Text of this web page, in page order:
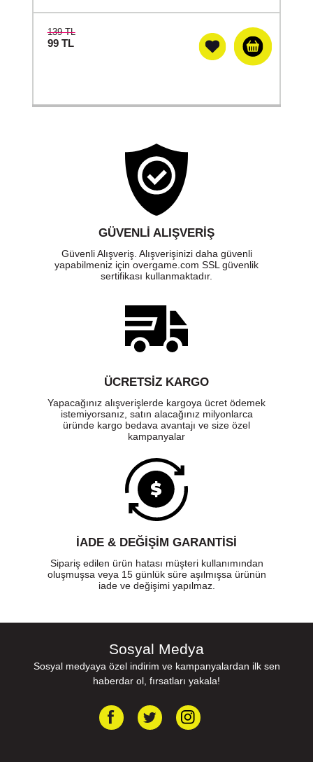
139 TL
99 TL
GÜVENLI ALIŞVERIŞ
Güvenli Alışveriş. Alışverişinizi daha güvenli
yapabilmeniz için overgame.com SSL güvenlik
sertifikası kullanmaktadır.
ÜCRETSIZ KARGO
Yapacağınız alışverişlerde kargoya ücret ödemek
istemiyorsanız, satın alacağınız milyonlarca
üründe kargo bedava avantajı ve size özel
kampanyalar
İADE & DEĞİŞİM GARANTİSİ
Sipariş edilen ürün hatası müşteri kullanımından
oluşmuşsa veya 15 günlük süre aşılmışsa ürünün
iade ve değişimi yapılmaz.
Sosyal Medya
Sosyal medyaya özel indirim ve kampanyalardan ilk sen
haberdar ol, fırsatları yakala!